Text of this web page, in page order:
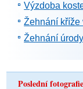
Výzdoba
Žehnání kříže
Žehnání úrody
Poslední fotografie